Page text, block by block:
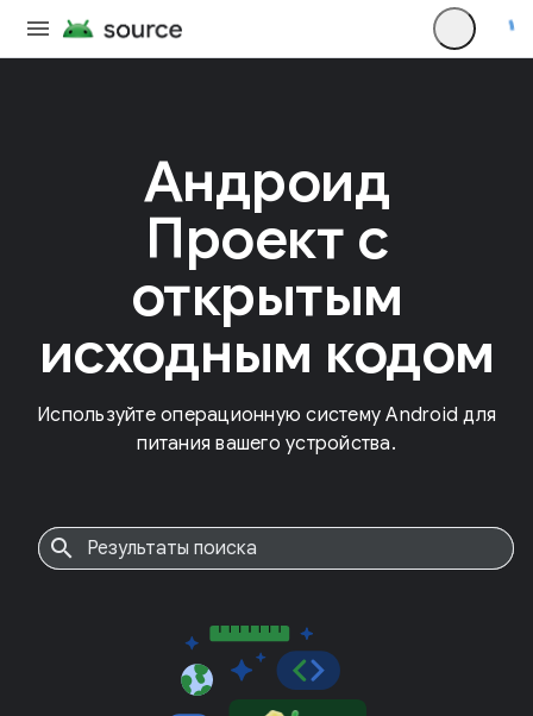
Андроид
Проект с
открытым
исходным кодом
Используйте операционную систему Android для
питания вашего устройства.